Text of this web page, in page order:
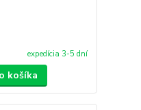
expedícia 3-5 dní
košíka